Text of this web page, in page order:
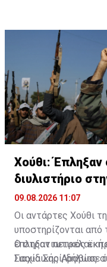
επαναλειτουργήσουν
Χούθι: Έπληξαν
διυλιστήριο
Θάλασσας
09.08.2026 11:07
Οι αντάρτες Χούθι
υποστηρίζονται από
έπληξαν
Σαουδικής Αραβίας
Ο στρατιωτικός
Γιαχία Σαρί, δήλωσε